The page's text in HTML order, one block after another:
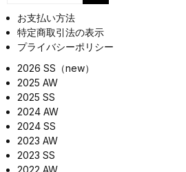
お支払い方法
特定商取引法の表示
プライバシーポリシー
2026 SS（new）
2025 AW
2025 SS
2024 AW
2024 SS
2023 AW
2023 SS